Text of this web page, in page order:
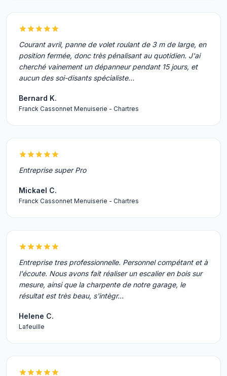
Courant avril, panne de volet roulant de 3 m de large, en
position fermée, donc très pénalisant au quotidien. J'ai
cherché vainement un dépanneur pendant 15 jours, et
aucun des soi-disants spécialiste…
Bernard K.
Franck Cassonnet Menuiserie - Chartres
Entreprise super Pro
Mickael C.
Franck Cassonnet Menuiserie - Chartres
Entreprise tres professionnelle. Personnel compétant et à
l'écoute. Nous avons fait réaliser un escalier en bois sur
mesure, ainsi que la charpente de notre garage, le
résultat est très beau, s'intègr…
Helene C.
Lafeuille